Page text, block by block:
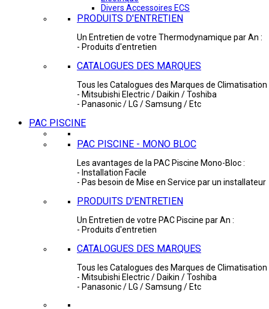
Divers Accessoires ECS
PRODUITS D'ENTRETIEN
Un Entretien de votre Thermodynamique par An :
- Produits d'entretien
CATALOGUES DES MARQUES
Tous les Catalogues des Marques de Climatisation
- Mitsubishi Electric / Daikin / Toshiba
- Panasonic / LG / Samsung / Etc
PAC PISCINE
PAC PISCINE - MONO BLOC
Les avantages de la PAC Piscine Mono-Bloc :
- Installation Facile
- Pas besoin de Mise en Service par un installateur
PRODUITS D'ENTRETIEN
Un Entretien de votre PAC Piscine par An :
- Produits d'entretien
CATALOGUES DES MARQUES
Tous les Catalogues des Marques de Climatisation
- Mitsubishi Electric / Daikin / Toshiba
- Panasonic / LG / Samsung / Etc